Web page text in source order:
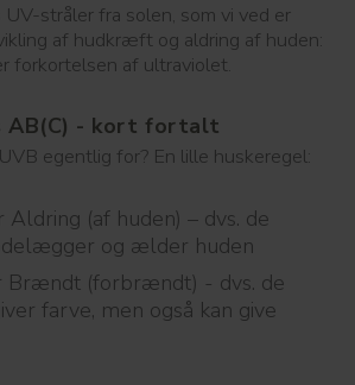
stråler fra solen, som vi ved er
af hudkræft og aldring af huden:
forkortelsen af ultraviolet.
AB(C) - kort fortalt
egentlig for? En lille huskeregel:
Aldring (af huden) – dvs. de
og ælder huden
Brændt (forbrændt) - dvs. de
farve, men også kan give